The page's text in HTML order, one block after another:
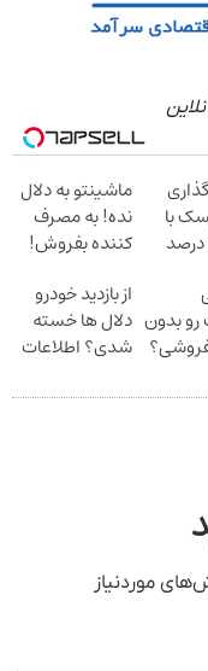
با
سود 38 درصد
ماشینتو به دلال
نده! به مصرف
کننده بفروش!
یک تماس
بدون
از بازدید خودرو
دلال ها خسته
شدی؟ اطلاعات
ثبت کن
موردنیاز